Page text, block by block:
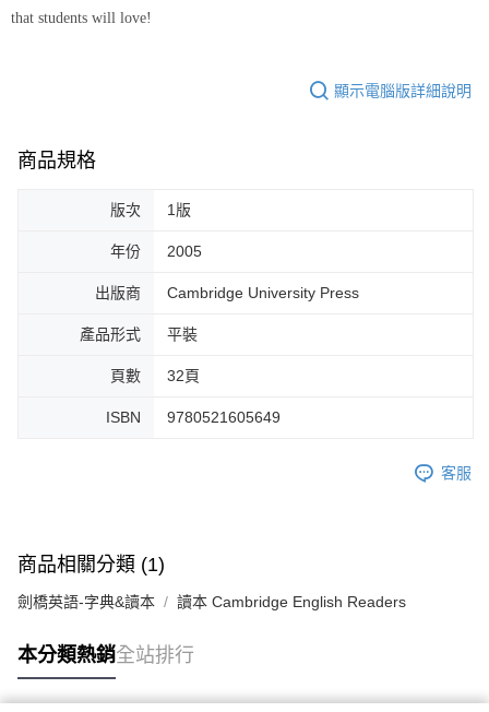
that students will love!
顯示電腦版詳細說明
商品規格
版次 1版
年份 2005
出版商 Cambridge University Press
產品形式 平裝
頁數 32頁
ISBN 9780521605649
客服
商品相關分類 (1)
劍橋英語-字典&讀本 讀本 Cambridge English Readers
本分類熱銷全站排行